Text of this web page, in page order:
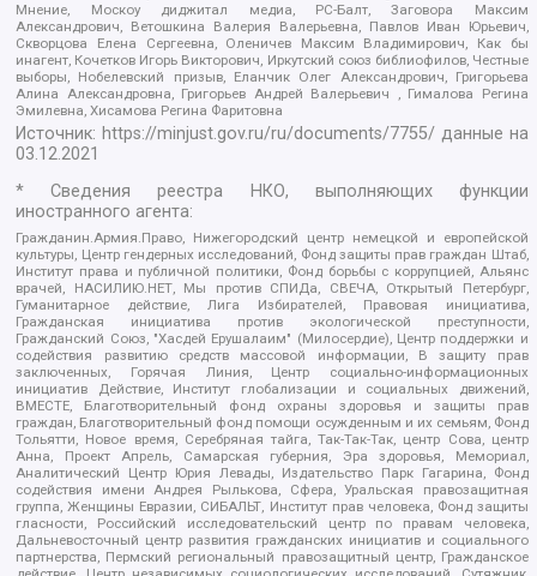
Мнение, Москоу диджитал медиа, РС-Балт, Заговора Максим
Александрович, Ветошкина Валерия Валерьевна, Павлов Иван Юрьевич,
Скворцова Елена Сергеевна, Оленичев Максим Владимирович, Как бы
инагент, Кочетков Игорь Викторович, Иркутский союз библиофилов, Честные
выборы, Нобелевский призыв, Еланчик Олег Александрович, Григорьева
Алина Александровна, Григорьев Андрей Валерьевич , Гималова Регина
Эмилевна, Хисамова Регина Фаритовна
Источник: https://minjust.gov.ru/ru/documents/7755/ данные на
03.12.2021
* Сведения реестра НКО, выполняющих функции
иностранного агента:
Гражданин.Армия.Право, Нижегородский центр немецкой и европейской
культуры, Центр гендерных исследований, Фонд защиты прав граждан Штаб,
Институт права и публичной политики, Фонд борьбы с коррупцией, Альянс
врачей, НАСИЛИЮ.НЕТ, Мы против СПИДа, СВЕЧА, Открытый Петербург,
Гуманитарное действие, Лига Избирателей, Правовая инициатива,
Гражданская инициатива против экологической преступности,
Гражданский Союз, "Хасдей Ерушалаим" (Милосердие), Центр поддержки и
содействия развитию средств массовой информации, В защиту прав
заключенных, Горячая Линия, Центр социально-информационных
инициатив Действие, Институт глобализации и социальных движений,
ВМЕСТЕ, Благотворительный фонд охраны здоровья и защиты прав
граждан, Благотворительный фонд помощи осужденным и их семьям, Фонд
Тольятти, Новое время, Серебряная тайга, Так-Так-Так, центр Сова, центр
Анна, Проект Апрель, Самарская губерния, Эра здоровья, Мемориал,
Аналитический Центр Юрия Левады, Издательство Парк Гагарина, Фонд
содействия имени Андрея Рылькова, Сфера, Уральская правозащитная
группа, Женщины Евразии, СИБАЛЬТ, Институт прав человека, Фонд защиты
гласности, Российский исследовательский центр по правам человека,
Дальневосточный центр развития гражданских инициатив и социального
партнерства, Пермский региональный правозащитный центр, Гражданское